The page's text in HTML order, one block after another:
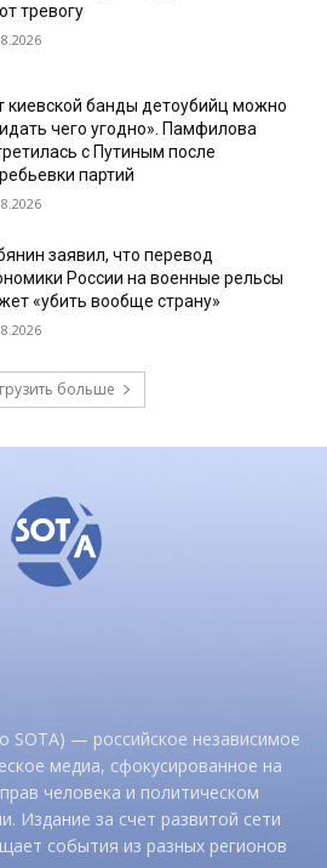
тревогу
киевской банды детоубийц можно
чего угодно». Памфилова
с Путиным после
партий
заявил, что перевод
России на военные рельсы
«убить вообще страну»
больше
SOTA) — российское независимое
медиа, сфокусированное на
человека и политическом
Издание за счет развитой сети
события из разных регионов